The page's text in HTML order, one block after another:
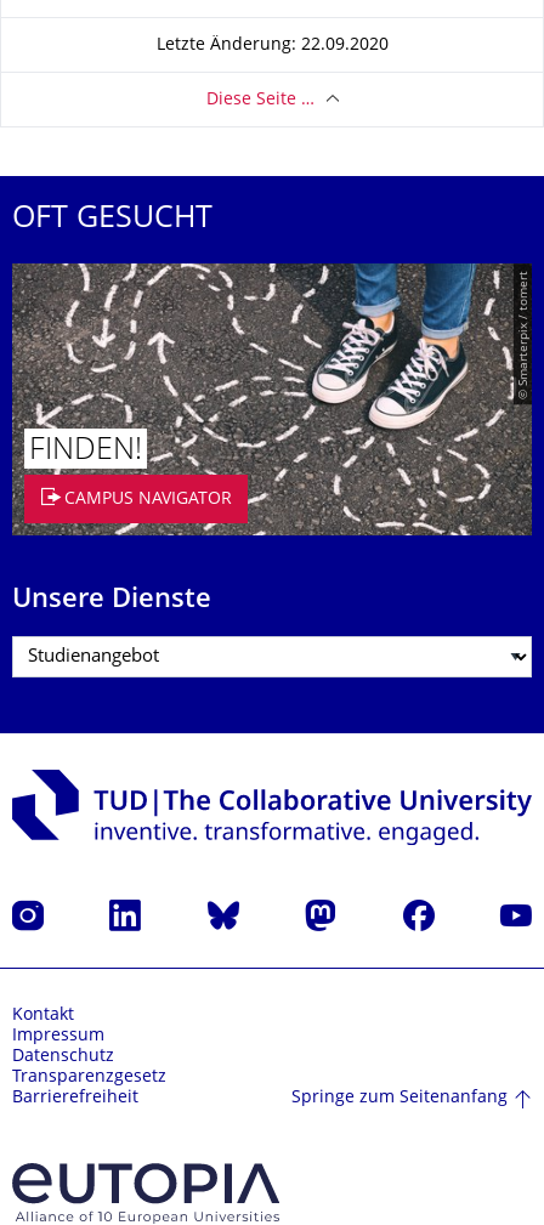
Letzte Änderung: 22.09.2020
Diese Seite …
OFT GESUCHT
© Smarterpix / tomert
FINDEN!
CAMPUS NAVIGATOR
Unsere Dienste
Instagram LinkedIn Bluesky Mastodon Facebook
Kontakt
Impressum
Datenschutz
Transparenzgesetz
Barrierefreiheit
Springe zum Seitenanfang